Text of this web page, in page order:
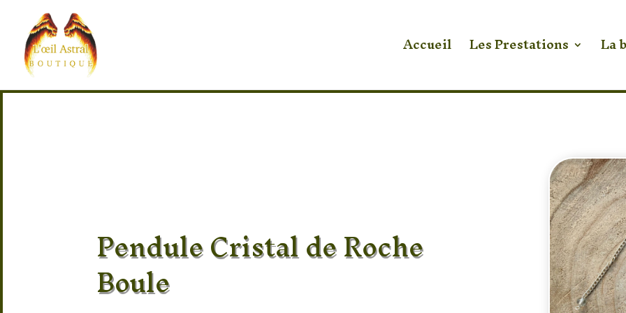
Accueil Les Prestations La
Pendule Cristal de Roche
Boule